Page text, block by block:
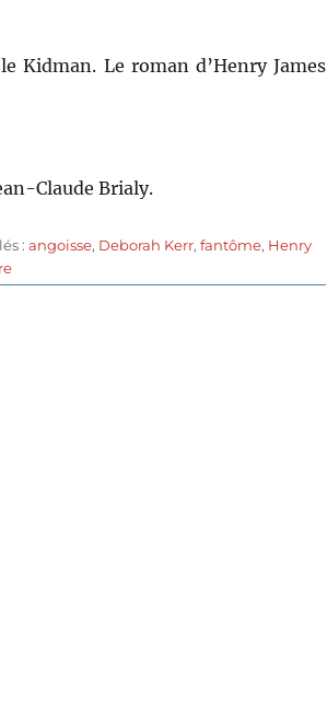
Kidman. Le roman d’Henry James
Claude Brialy.
:angoisse, Deborah Kerr,fantôme, Henry
sur
Les